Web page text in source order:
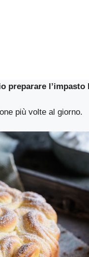
preparare l’impasto
più volte al giorno.